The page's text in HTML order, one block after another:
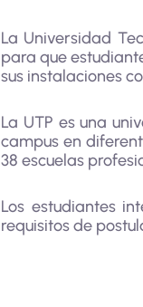
La Universidad
para que
sus instalaciones
La UTP es una
campus en
38 escuelas
Los estudiantes
requisitos de